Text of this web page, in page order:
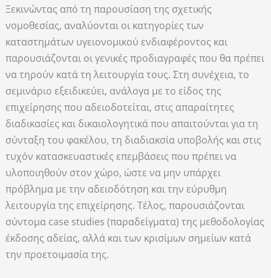
Ξεκινώντας από τη παρουσίαση της σχετικής
νομοθεσίας, αναλύονται οι κατηγορίες των
καταστημάτων υγειονομικού ενδιαφέροντος και
παρουσιάζονται οι γενικές προδιαγραφές που θα πρέπει
να τηρούν κατά τη λειτουργία τους. Στη συνέχεια, το
σεμινάριο εξειδικεύει, ανάλογα με το είδος της
επιχείρησης που αδειοδοτείται, στις απαραίτητες
διαδικασίες και δικαιολογητικά που απαιτούνται για τη
σύνταξη του φακέλου, τη διαδιακσία υποβολής και στις
τυχόν κατασκευαστικές επεμβάσεις που πρέπει να
υλοποιηθούν στον χώρο, ώστε να μην υπάρχει
πρόβλημα με την αδειοδότηση και την εύρυθμη
λειτουργία της επιχείρησης. Τέλος, παρουσιάζονται
σύντομα case studies (παραδείγματα) της μεθοδολογίας
έκδοσης αδείας, αλλά και των κρισίμων σημείων κατά
την προετοιμασία της.